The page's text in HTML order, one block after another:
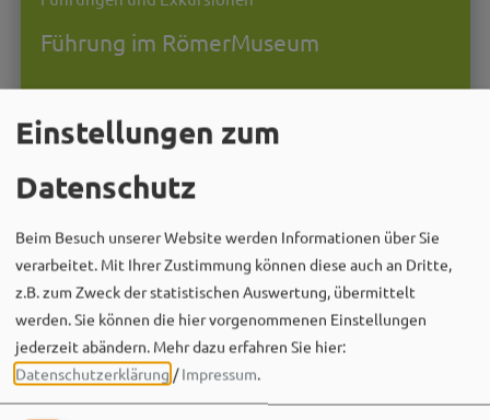
Führung im RömerMuseum
Einstellungen zum
Datenschutz
Beim Besuch unserer Website werden Informationen über Sie
verarbeitet. Mit Ihrer Zustimmung können diese auch an Dritte,
z.B. zum Zweck der statistischen Auswertung, übermittelt
werden. Sie können die hier vorgenommenen Einstellungen
jederzeit abändern. Mehr dazu erfahren Sie hier:
Datenschutzerklärung /Impressum.